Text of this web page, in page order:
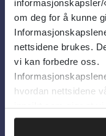
om deg for å kunne
nettsidene brukes.
vi kan forbedre oss.
hvordan nettsidene
innsikt som gjør at
Om oss
Om
Personvern og
Information in